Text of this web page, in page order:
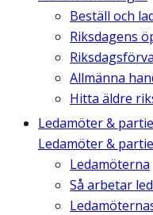
Beställ och
Riksdagens
Allmänna
Hitta äldre
Ledamöter &
Ledamöter &
Ledamöterna
Så arbetar